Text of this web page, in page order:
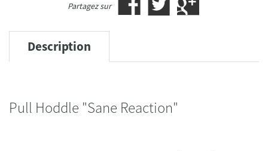
Partagez sur
Description
Pull Hoddle "Sane Reaction"